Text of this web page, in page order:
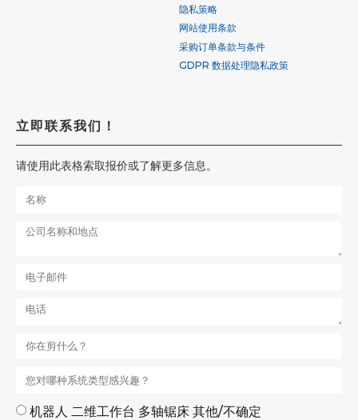
隐私策略
网站使用条款
采购订单条款与条件
GDPR 数据处理隐私政策
立即联系我们！
请使用此表格索取报价或了解更多信息。
机器人 二维工作台 多轴锯床 其他/不确定